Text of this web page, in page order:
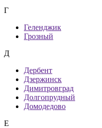
Г
Геленджик
Грозный
Д
Дербент
Дзержинск
Димитровград
Долгопрудный
Домодедово
Е